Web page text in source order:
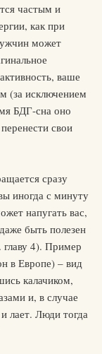
частым и
как при
может
ваше
(за исключением
БДГ-сна оно
свои
сразу
иногда с минуту
напугать вас,
быть полезен
главу 4). Пример
в Европе) – вид
калачиком,
и, в случае
лает. Люди тогда